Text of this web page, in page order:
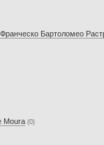
Бартоломео
Moura (0)